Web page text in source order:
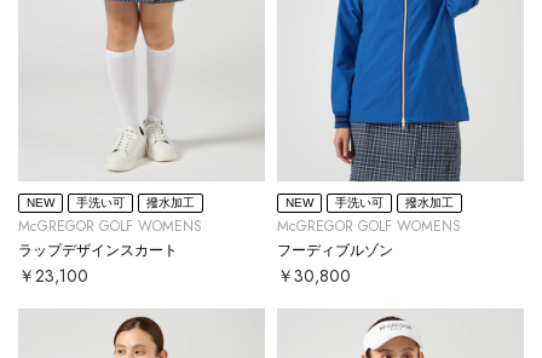
NEW 手洗い可 撥水加工
McGREGOR GOLF WOMENS
ラップデザインスカート
￥23,100
NEW 手洗い可 撥水加工
McGREGOR GOLF WOMENS
フーディブルゾン
￥30,800